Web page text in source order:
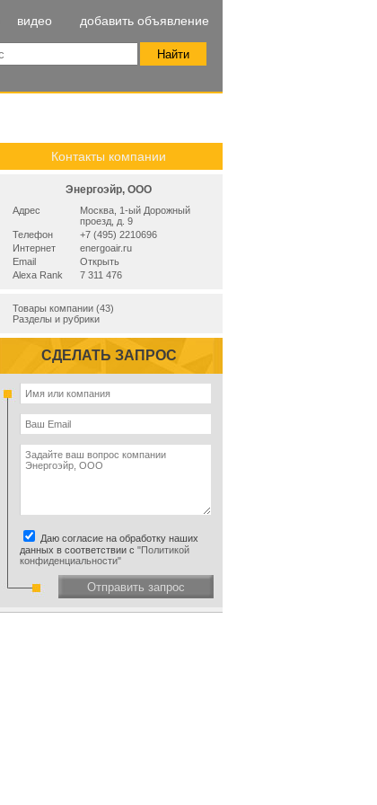
видео добавить объявление
Контакты компании
Энергоэйр, ООО
Адрес
Москва, 1-ый Дорожный
проезд, д. 9
Телефон
+7 (495) 2210696
Интернет
energoair.ru
Email
Открыть
Alexa Rank
7 311 476
Товары компании (43)
Разделы и рубрики
СДЕЛАТЬ ЗАПРОС
Даю согласие на обработку наших
данных в соответствии с "Политикой
конфиденциальности"
Отправить запрос